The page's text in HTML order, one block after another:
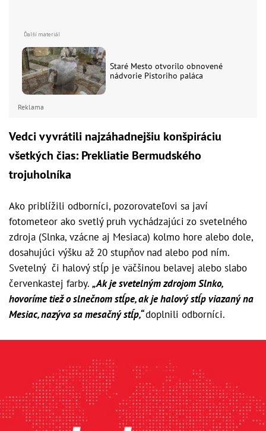
Staré Mesto otvorilo obnovené
nádvorie Pistoriho paláca
Reklama
Vedci vyvrátili najzáhadnejšiu konšpiráciu
všetkých čias: Prekliatie Bermudského
trojuholníka
Ako priblížili odborníci, pozorovateľovi sa javí
fotometeor ako svetlý pruh vychádzajúci zo svetelného
zdroja (Slnka, vzácne aj Mesiaca) kolmo hore alebo dole,
dosahujúci výšku až 20 stupňov nad alebo pod ním.
Svetelný či halový stĺp je väčšinou belavej alebo slabo
červenkastej farby. „Ak je svetelným zdrojom Slnko,
hovoríme tiež o slnečnom stĺpe, ak je halový stĺp viazaný na
Mesiac, nazýva sa mesačný stĺp,“doplnili odborníci.